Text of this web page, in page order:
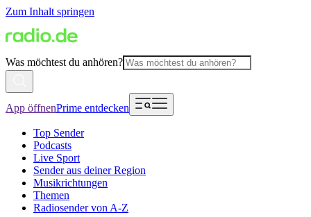
Zum Inhalt springen
Was möchtest du anhören?
App öffnenPrime entdecken
Top Sender
Podcasts
Live Sport
Sender aus deiner Region
Musikrichtungen
Themen
Radiosender von A-Z